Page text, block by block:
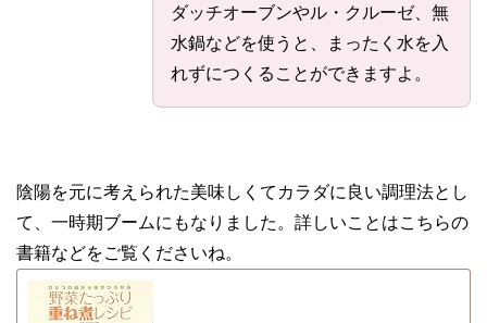
ダッチオーブンやル・クルーゼ、無
水鍋などを使うと、まったく水を入
れずにつくることができますよ。
陰陽を元に考えられた美味しくてカラダに良い調理法とし
て、一時期ブームにもなりました。詳しいことはこちらの
書籍などをご覧くださいね。